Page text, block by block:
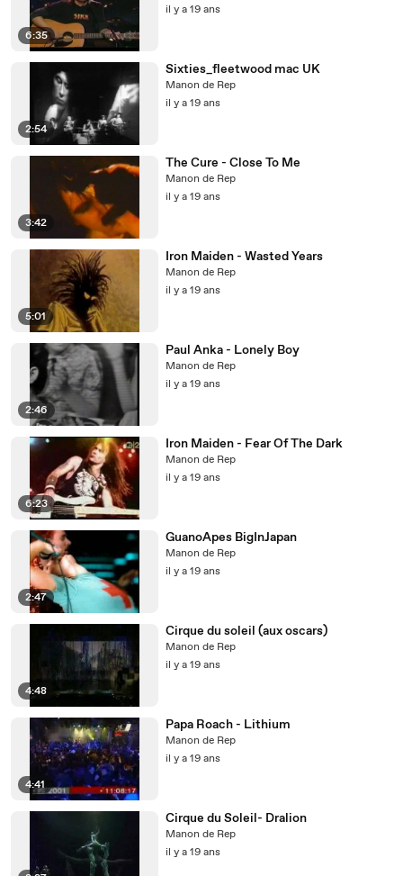
6:35
il y a 19 ans
2:54
Sixties_fleetwood mac UK
Manon de Rep
il y a 19 ans
3:42
The Cure - Close To Me
Manon de Rep
il y a 19 ans
5:01
Iron Maiden - Wasted Years
Manon de Rep
il y a 19 ans
2:46
Paul Anka - Lonely Boy
Manon de Rep
il y a 19 ans
6:23
Iron Maiden - Fear Of The Dark
Manon de Rep
il y a 19 ans
2:47
GuanoApes BigInJapan
Manon de Rep
il y a 19 ans
4:48
Cirque du soleil (aux oscars)
Manon de Rep
il y a 19 ans
4:41
Papa Roach - Lithium
Manon de Rep
il y a 19 ans
Cirque du Soleil- Dralion
Manon de Rep
il y a 19 ans